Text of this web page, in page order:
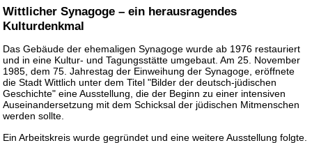
Wittlicher Synagoge – ein herausragendes
Kulturdenkmal
Das Gebäude der ehemaligen Synagoge wurde ab 1976 restauriert
und in eine Kultur- und Tagungsstätte umgebaut. Am 25. November
1985, dem 75. Jahrestag der Einweihung der Synagoge, eröffnete
die Stadt Wittlich unter dem Titel "Bilder der deutsch-jüdischen
Geschichte" eine Ausstellung, die der Beginn zu einer intensiven
Auseinandersetzung mit dem Schicksal der jüdischen Mitmenschen
werden sollte.
Ein Arbeitskreis wurde gegründet und eine weitere Ausstellung folgte.